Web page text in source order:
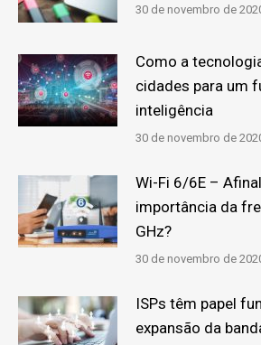
30 de novembro de
Como a
cidades para um
inteligência
30 de novembro de
Wi-Fi 6/6E –
importância da
GHz?
30 de novembro de
ISPs têm papel
expansão da